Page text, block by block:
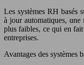
Les systèmes RH basés
à jour automatiques,
plus faibles, ce qui en
entreprises.
Avantages des systèmes